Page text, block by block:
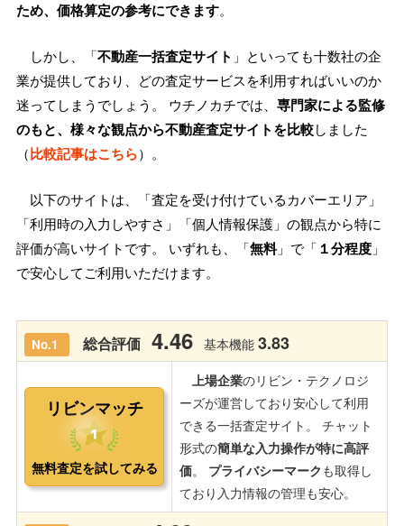
ため、価格算定の参考にできます。
しかし、「不動産一括査定サイト 」といっても十数社の企
業が提供しており、どの査定サービスを利用すればいいのか
迷ってしまうでしょう。 ウチノカチでは、 専門家による監修
のもと、様々な観点から不動産査定サイトを比較しました
（比較記事はこちら）。
以下のサイトは、「査定を受け付けているカバーエリア」
「利用時の入力しやすさ」「個人情報保護」の観点から特に
評価が高いサイトです。 いずれも、「無料」で「 １分程度 」
で安心してご利用いただけます。